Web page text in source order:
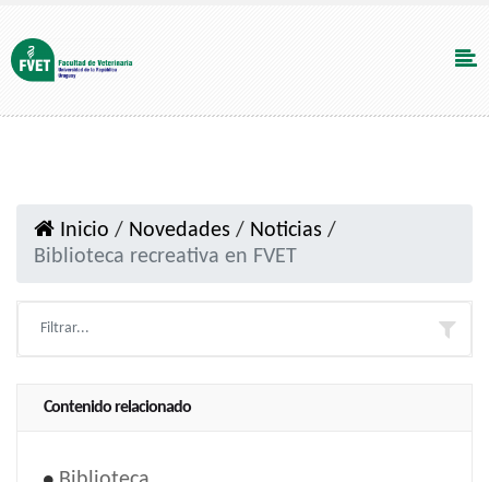
Inicio / Novedades / Noticias /
Biblioteca recreativa en FVET
Contenido relacionado